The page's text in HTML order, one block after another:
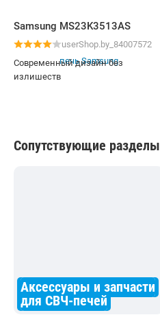
Samsung MS23K3513AS
userShop.by_84007572
Современный дизайн без
излишеств
Сопутствующие разделы
Аксессуары и запчасти
для СВЧ-печей